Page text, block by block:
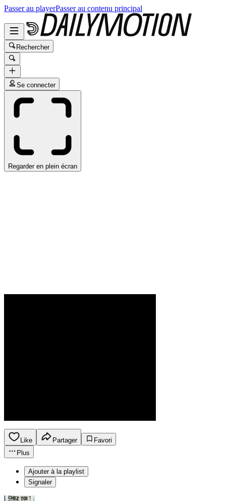
Passer au playerPasser au contenu principal
Rechercher
Se connecter
Regarder en plein écran
Like Partager
Favori
Plus
Ajouter à la playlist
Signaler